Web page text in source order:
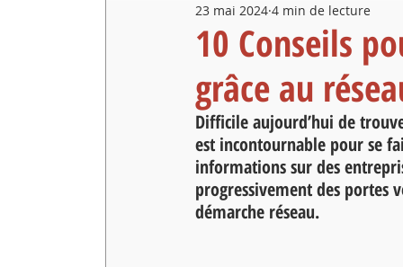
Retrouver un emploi
10 Conseils
grâce au
23 mai 2024 4 min de lecture
Difficile aujourd’hui de
est incontournable pour se
informations sur des
progressivement des portes
démarche réseau.